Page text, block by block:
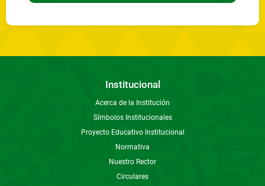
Institucional
Acerca de la Institución
Símbolos Institucionales
Proyecto Educativo Institucional
Normativa
Nuestro Rector
Circulares